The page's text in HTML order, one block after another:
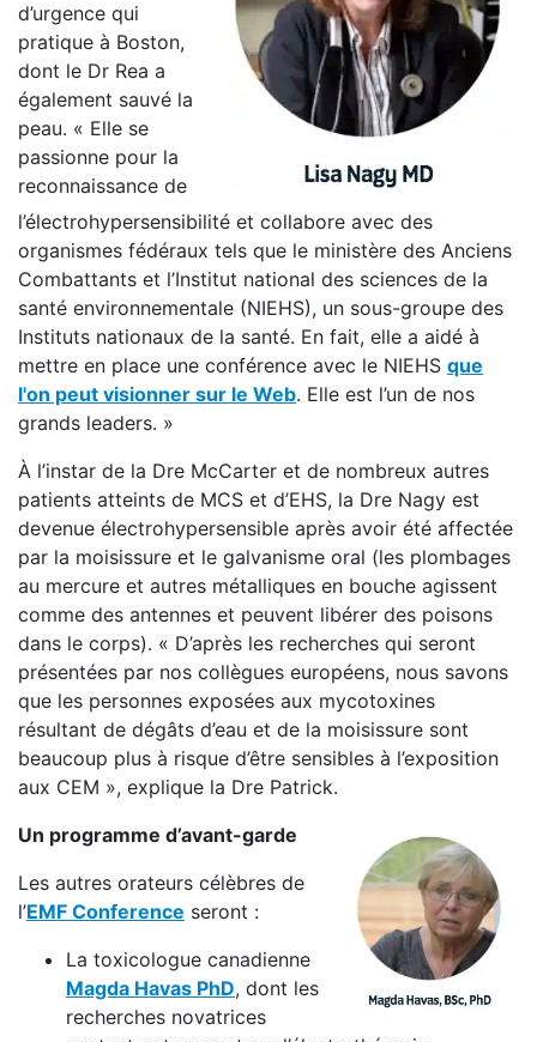
d’urgence qui
pratique à Boston,
dont le Dr Rea a
également sauvé la
peau. « Elle se
passionne pour la
reconnaissance de
l’électrohypersensibilité et collabore avec des
organismes fédéraux tels que le ministère des Anciens
Combattants et l’Institut national des sciences de la
santé environnementale (NIEHS), un sous-groupe des
Instituts nationaux de la santé. En fait, elle a aidé à
mettre en place une conférence avec le NIEHS que
l'on peut visionner sur le Web. Elle est l’un de nos
grands leaders. »
À l’instar de la Dre McCarter et de nombreux autres
patients atteints de MCS et d’EHS, la Dre Nagy est
devenue électrohypersensible après avoir été affectée
par la moisissure et le galvanisme oral (les plombages
au mercure et autres métalliques en bouche agissent
comme des antennes et peuvent libérer des poisons
dans le corps). « D’après les recherches qui seront
présentées par nos collègues européens, nous savons
que les personnes exposées aux mycotoxines
résultant de dégâts d’eau et de la moisissure sont
beaucoup plus à risque d’être sensibles à l’exposition
aux CEM », explique la Dre Patrick.
Un programme d’avant-garde
Les autres orateurs célèbres de
l’EMF Conference seront :
La toxicologue canadienne
Magda Havas PhD, dont les
recherches novatrices